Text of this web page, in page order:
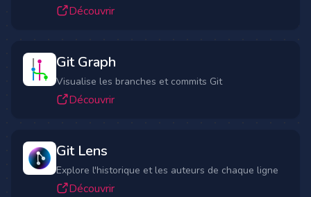
Découvrir
Git Graph
Visualise les branches et commits Git
Découvrir
Git Lens
Explore l'historique et les auteurs de chaque ligne
Découvrir